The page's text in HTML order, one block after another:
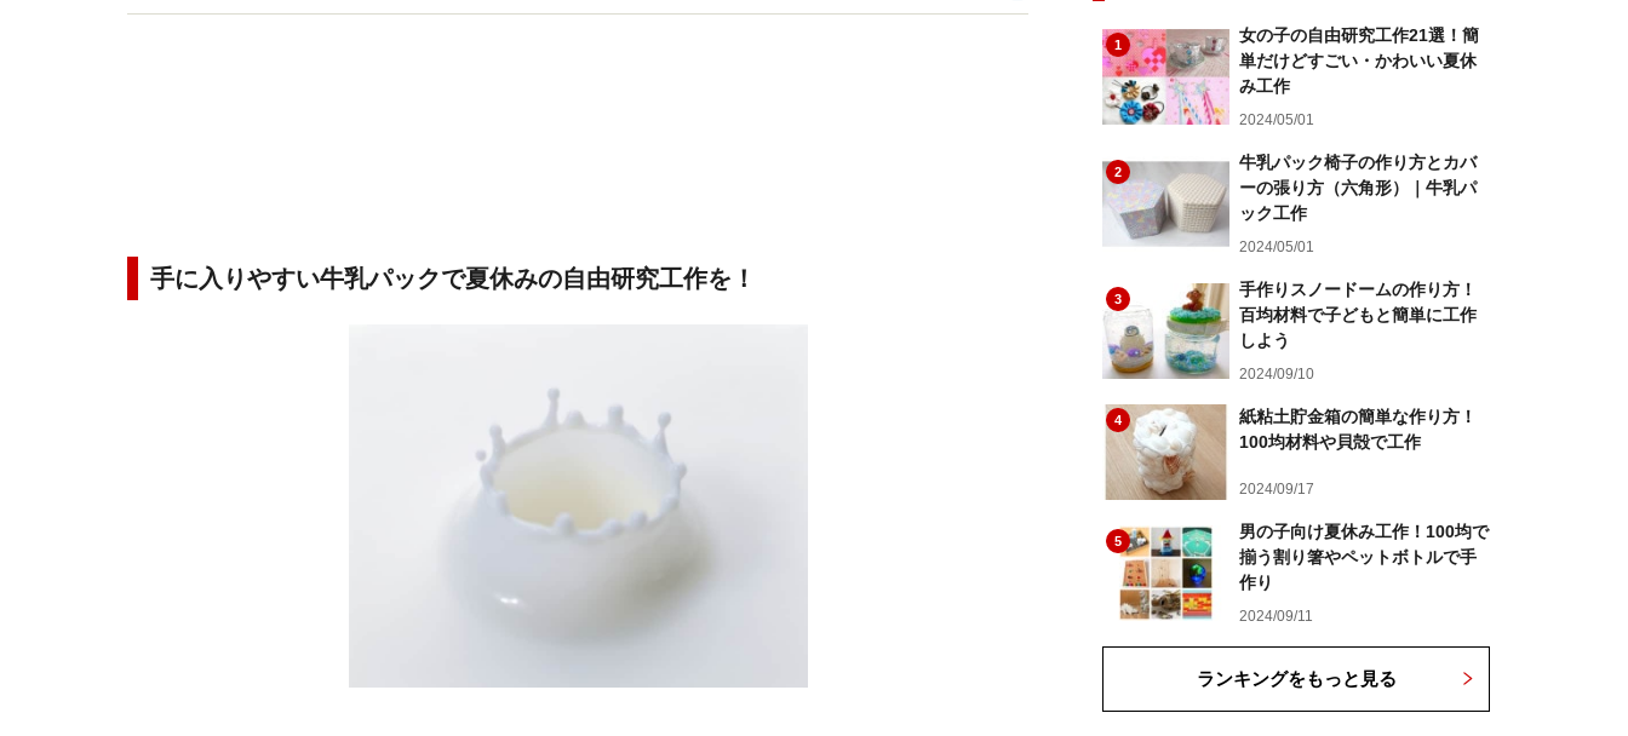
手に入りやすい牛乳パックで夏休みの自由研究工作を！
1
女の子の自由研究工作21選！簡
単だけどすごい・かわいい夏休
み工作
2024/05/01
2
牛乳パック椅子の作り方とカバ
ーの張り方（六角形）｜牛乳パ
ック工作
2024/05/01
3
手作りスノードームの作り方！
百均材料で子どもと簡単に工作
しよう
2024/09/10
4
紙粘土貯金箱の簡単な作り方！
100均材料や貝殻で工作
2024/09/17
5
男の子向け夏休み工作！100均で
揃う割り箸やペットボトルで手
作り
2024/09/11
ランキングをもっと見る